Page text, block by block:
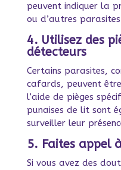
peuvent indiquer la
ou d’autres
4. Utilisez des
détecteurs
Certains parasites,
cafards, peuvent
l’aide de pièges
punaises de lit sont
surveiller leur
5. Faites appel
Si vous avez des